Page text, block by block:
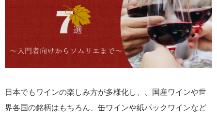
日本でもワインの楽しみ方が多様化し、、国産ワインや世
界各国の銘柄はもちろん、缶ワインや紙パックワインなど